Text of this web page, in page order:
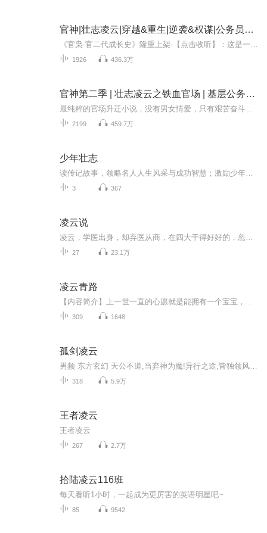
官神|壮志凌云|穿越&重生|逆袭&权谋|公务员必读宝典
1926 436.3万
官神第二季 | 壮志凌云之铁血官场 | 基层公务员晋升宝典 | 官场 | 权谋
2199 459.7万
少年壮志
3 367
凌云说
27 23.1万
凌云青路
309 1648
孤剑凌云
318 5.9万
王者凌云
王者凌云
267 2.7万
拾陆凌云116班
每天看听1小时，一起成为更厉害的英语明星吧~
85 9542